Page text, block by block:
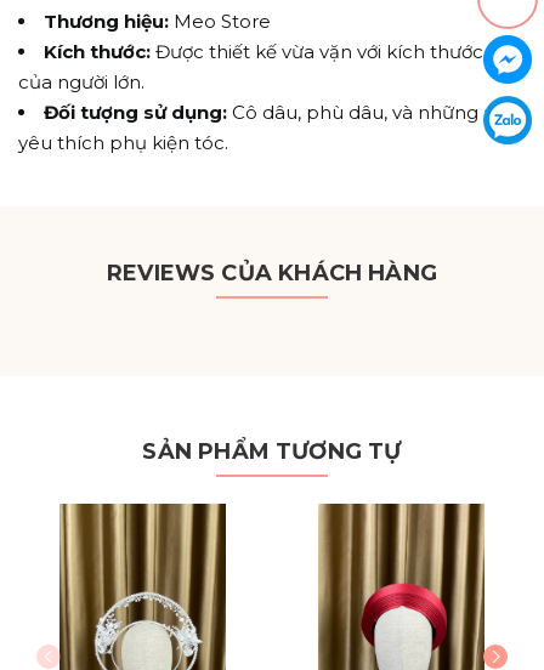
Thương hiệu: Meo Store
Kích thước: Được thiết kế vừa vặn với kích thước đầu
của người lớn.
Đối tượng sử dụng: Cô dâu, phù dâu, và những ai
yêu thích phụ kiện tóc.
REVIEWS CỦA KHÁCH HÀNG
SẢN PHẨM TƯƠNG TỰ